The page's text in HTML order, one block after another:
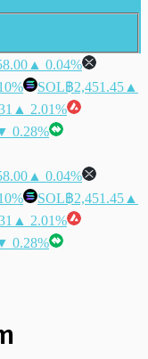
▲ 0.04%
SOL฿2,451.45 ▲
▲ 2.01%
0.28%
▲ 0.04%
SOL฿2,451.45 ▲
▲ 2.01%
0.28%